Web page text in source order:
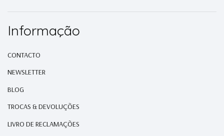
Informação
CONTACTO
NEWSLETTER
BLOG
TROCAS & DEVOLUÇÕES
LIVRO DE RECLAMAÇÕES